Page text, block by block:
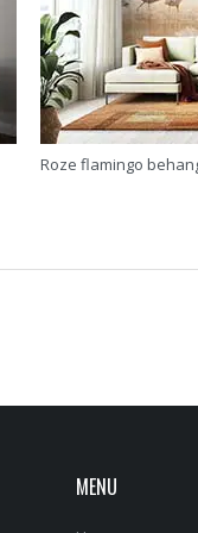
Roze flamingo
MENU